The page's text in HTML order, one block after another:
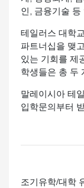
인, 금융기술 등
테일러스 대학
파트너십을 맺
있는 기회를 제
학생들은 총 두
말레이시아 테
입학문의부터
조기유학/대학